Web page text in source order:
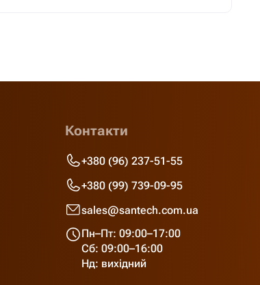
Контакти
+380 (96) 237-51-55
+380 (99) 739-09-95
sales@santech.com.ua
Пн–Пт: 09:00–17:00
Сб: 09:00–16:00
Нд: вихідний